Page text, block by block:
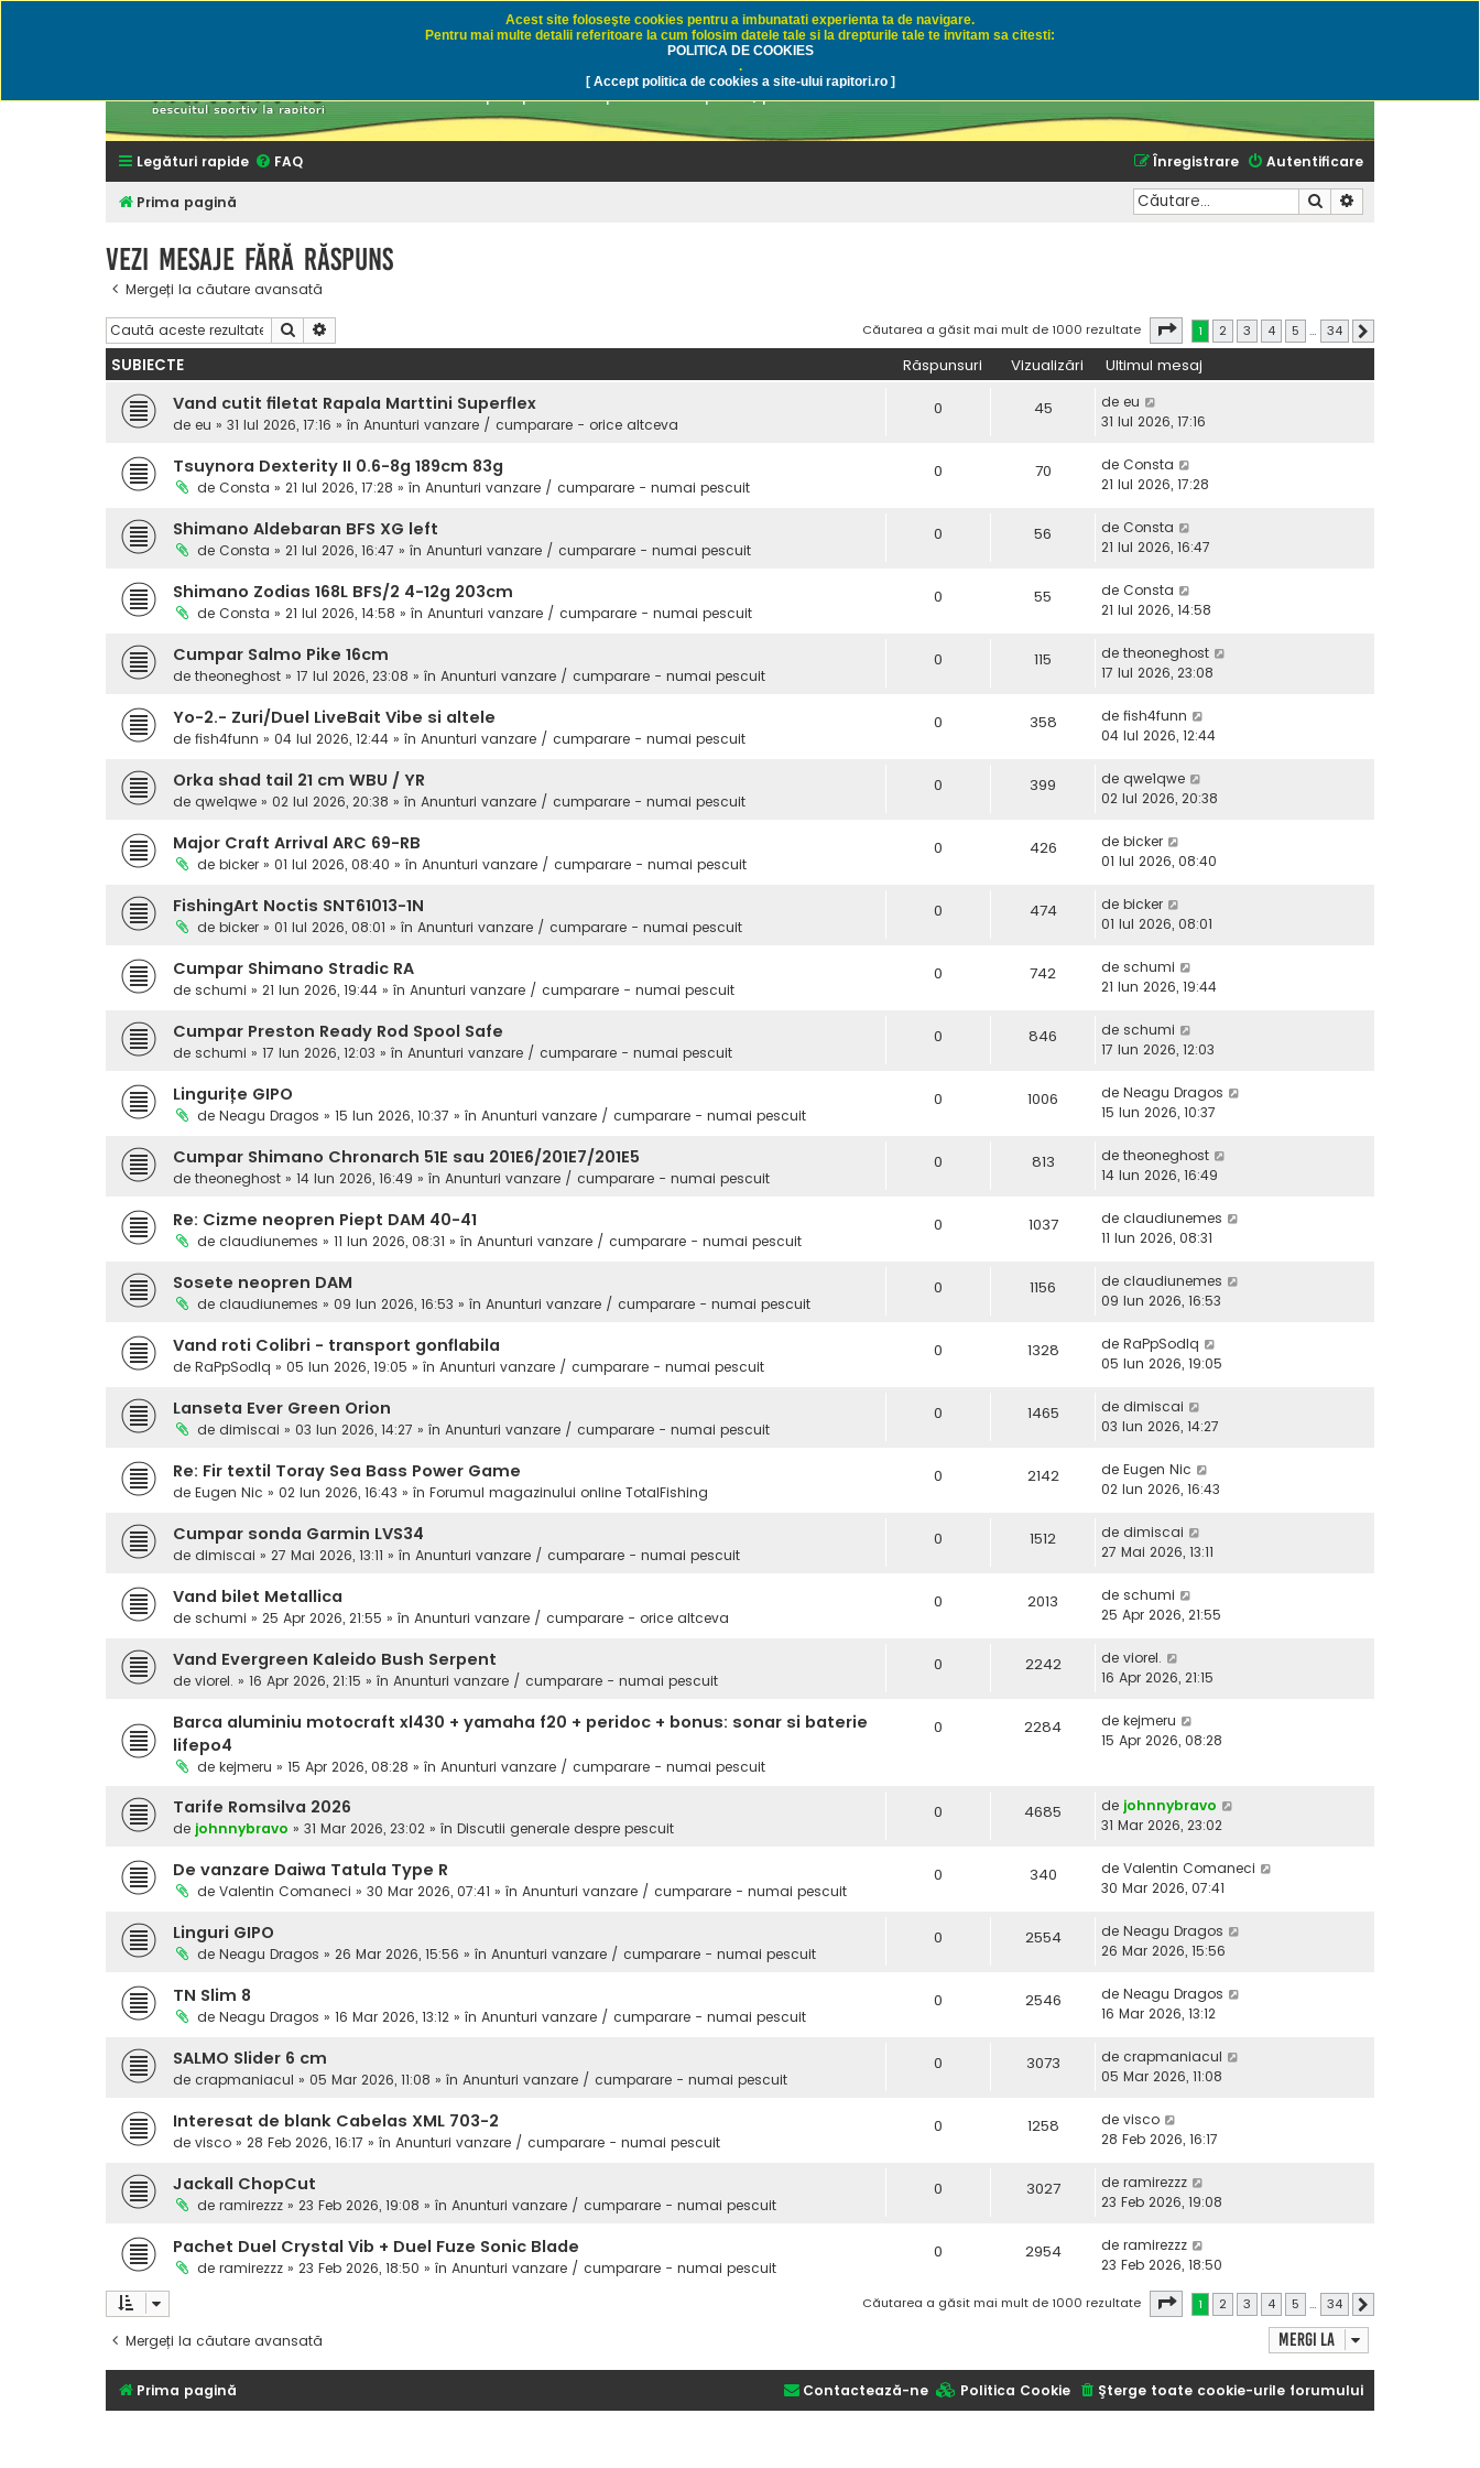
Rapitori.ro - Pescuit sportiv
Discutii despre pescuit sportiv la rapitori, pescuitul cu naluci sau momeli naturale
Legături rapide FAQ Autentificare
Înregistrare
Prima pagină Căutare
Vezi mesaje fără răspuns
Mergeți la căutare avansată
Căutare Căutarea a găsit mai mult de 1000 rezultate Pagina1 din 34
1 2 3 4 5 … 34
SUBIECTE Răspunsuri Vizualizări Ultimul mesaj
Vand cutit filetat Rapala Marttini Superflex
de eu » 31 Iul 2026, 17:16 » în Anunturi vanzare / cumparare - orice altceva
0 45 de eu
31 Iul 2026, 17:16
Tsuynora Dexterity II 0.6-8g 189cm 83g
de Consta » 21 Iul 2026, 17:28 » în Anunturi vanzare / cumparare - numai pescuit
0 70 de Consta
21 Iul 2026, 17:28
Shimano Aldebaran BFS XG left
de Consta » 21 Iul 2026, 16:47 » în Anunturi vanzare / cumparare - numai pescuit
0 56 de Consta
21 Iul 2026, 16:47
Shimano Zodias 168L BFS/2 4-12g 203cm
de Consta » 21 Iul 2026, 14:58 » în Anunturi vanzare / cumparare - numai pescuit
0 55 de Consta
21 Iul 2026, 14:58
Cumpar Salmo Pike 16cm
de theoneghost » 17 Iul 2026, 23:08 » în Anunturi vanzare / cumparare - numai pescuit
0 115 de theoneghost
17 Iul 2026, 23:08
Yo-2.- Zuri/Duel LiveBait Vibe si altele
de fish4funn » 04 Iul 2026, 12:44 » în Anunturi vanzare / cumparare - numai pescuit
0 358 de fish4funn
04 Iul 2026, 12:44
Orka shad tail 21 cm WBU / YR
de qwe1qwe » 02 Iul 2026, 20:38 » în Anunturi vanzare / cumparare - numai pescuit
0 399 de qwe1qwe
02 Iul 2026, 20:38
Major Craft Arrival ARC 69-RB
de bicker » 01 Iul 2026, 08:40 » în Anunturi vanzare / cumparare - numai pescuit
0 426 de bicker
01 Iul 2026, 08:40
FishingArt Noctis SNT61013-1N
de bicker » 01 Iul 2026, 08:01 » în Anunturi vanzare / cumparare - numai pescuit
0 474 de bicker
01 Iul 2026, 08:01
Cumpar Shimano Stradic RA
de schumi » 21 Iun 2026, 19:44 » în Anunturi vanzare / cumparare - numai pescuit
0 742 de schumi
21 Iun 2026, 19:44
Cumpar Preston Ready Rod Spool Safe
de schumi » 17 Iun 2026, 12:03 » în Anunturi vanzare / cumparare - numai pescuit
0 846 de schumi
17 Iun 2026, 12:03
Lingurițe GIPO
de Neagu Dragos » 15 Iun 2026, 10:37 » în Anunturi vanzare / cumparare - numai pescuit
0 1006 de Neagu Dragos
15 Iun 2026, 10:37
Cumpar Shimano Chronarch 51E sau 201E6/201E7/201E5
de theoneghost » 14 Iun 2026, 16:49 » în Anunturi vanzare / cumparare - numai pescuit
0 813 de theoneghost
14 Iun 2026, 16:49
Re: Cizme neopren Piept DAM 40-41
de claudiunemes » 11 Iun 2026, 08:31 » în Anunturi vanzare / cumparare - numai pescuit
0 1037 de claudiunemes
11 Iun 2026, 08:31
Sosete neopren DAM
de claudiunemes » 09 Iun 2026, 16:53 » în Anunturi vanzare / cumparare - numai pescuit
0 1156 de claudiunemes
09 Iun 2026, 16:53
Vand roti Colibri - transport gonflabila
de RaPpSodIq » 05 Iun 2026, 19:05 » în Anunturi vanzare / cumparare - numai pescuit
0 1328 de RaPpSodIq
05 Iun 2026, 19:05
Lanseta Ever Green Orion
de dimiscai » 03 Iun 2026, 14:27 » în Anunturi vanzare / cumparare - numai pescuit
0 1465 de dimiscai
03 Iun 2026, 14:27
Re: Fir textil Toray Sea Bass Power Game
de Eugen Nic » 02 Iun 2026, 16:43 » în Forumul magazinului online TotalFishing
0 2142 de Eugen Nic
02 Iun 2026, 16:43
Cumpar sonda Garmin LVS34
de dimiscai » 27 Mai 2026, 13:11 » în Anunturi vanzare / cumparare - numai pescuit
0 1512 de dimiscai
27 Mai 2026, 13:11
Vand bilet Metallica
de schumi » 25 Apr 2026, 21:55 » în Anunturi vanzare / cumparare - orice altceva
0 2013 de schumi
25 Apr 2026, 21:55
Vand Evergreen Kaleido Bush Serpent
de viorel. » 16 Apr 2026, 21:15 » în Anunturi vanzare / cumparare - numai pescuit
0 2242 de viorel.
16 Apr 2026, 21:15
Barca aluminiu motocraft xl430 + yamaha f20 + peridoc + bonus: sonar si baterie
lifepo4
de kejmeru » 15 Apr 2026, 08:28 » în Anunturi vanzare / cumparare - numai pescuit
0 2284 de kejmeru
15 Apr 2026, 08:28
Tarife Romsilva 2026
de johnnybravo » 31 Mar 2026, 23:02 » în Discutii generale despre pescuit
0 4685 de johnnybravo
31 Mar 2026, 23:02
De vanzare Daiwa Tatula Type R
de Valentin Comaneci » 30 Mar 2026, 07:41 » în Anunturi vanzare / cumparare - numai pescuit
0 340 de Valentin Comaneci
30 Mar 2026, 07:41
Linguri GIPO
de Neagu Dragos » 26 Mar 2026, 15:56 » în Anunturi vanzare / cumparare - numai pescuit
0 2554 de Neagu Dragos
26 Mar 2026, 15:56
TN Slim 8
de Neagu Dragos » 16 Mar 2026, 13:12 » în Anunturi vanzare / cumparare - numai pescuit
0 2546 de Neagu Dragos
16 Mar 2026, 13:12
SALMO Slider 6 cm
de crapmaniacul » 05 Mar 2026, 11:08 » în Anunturi vanzare / cumparare - numai pescuit
0 3073 de crapmaniacul
05 Mar 2026, 11:08
Interesat de blank Cabelas XML 703-2
de visco » 28 Feb 2026, 16:17 » în Anunturi vanzare / cumparare - numai pescuit
0 1258 de visco
28 Feb 2026, 16:17
Jackall ChopCut
de ramirezzz » 23 Feb 2026, 19:08 » în Anunturi vanzare / cumparare - numai pescuit
0 3027 de ramirezzz
23 Feb 2026, 19:08
Pachet Duel Crystal Vib + Duel Fuze Sonic Blade
de ramirezzz » 23 Feb 2026, 18:50 » în Anunturi vanzare / cumparare - numai pescuit
0 2954 de ramirezzz
23 Feb 2026, 18:50
Căutarea a găsit mai mult de 1000 rezultate Pagina1 din 34
1 2 3 4 5 … 34
Mergeți la căutare avansată Mergi la
Acest site foloseşte cookies pentru a imbunatati experienta ta de navigare.
Pentru mai multe detalii referitoare la cum folosim datele tale si la drepturile tale te invitam sa citesti:
POLITICA DE COOKIES
.
[ Accept politica de cookies a site-ului rapitori.ro ]
Prima pagină Şterge toate cookie-urile forumului
Politica Cookie
Contactează-ne